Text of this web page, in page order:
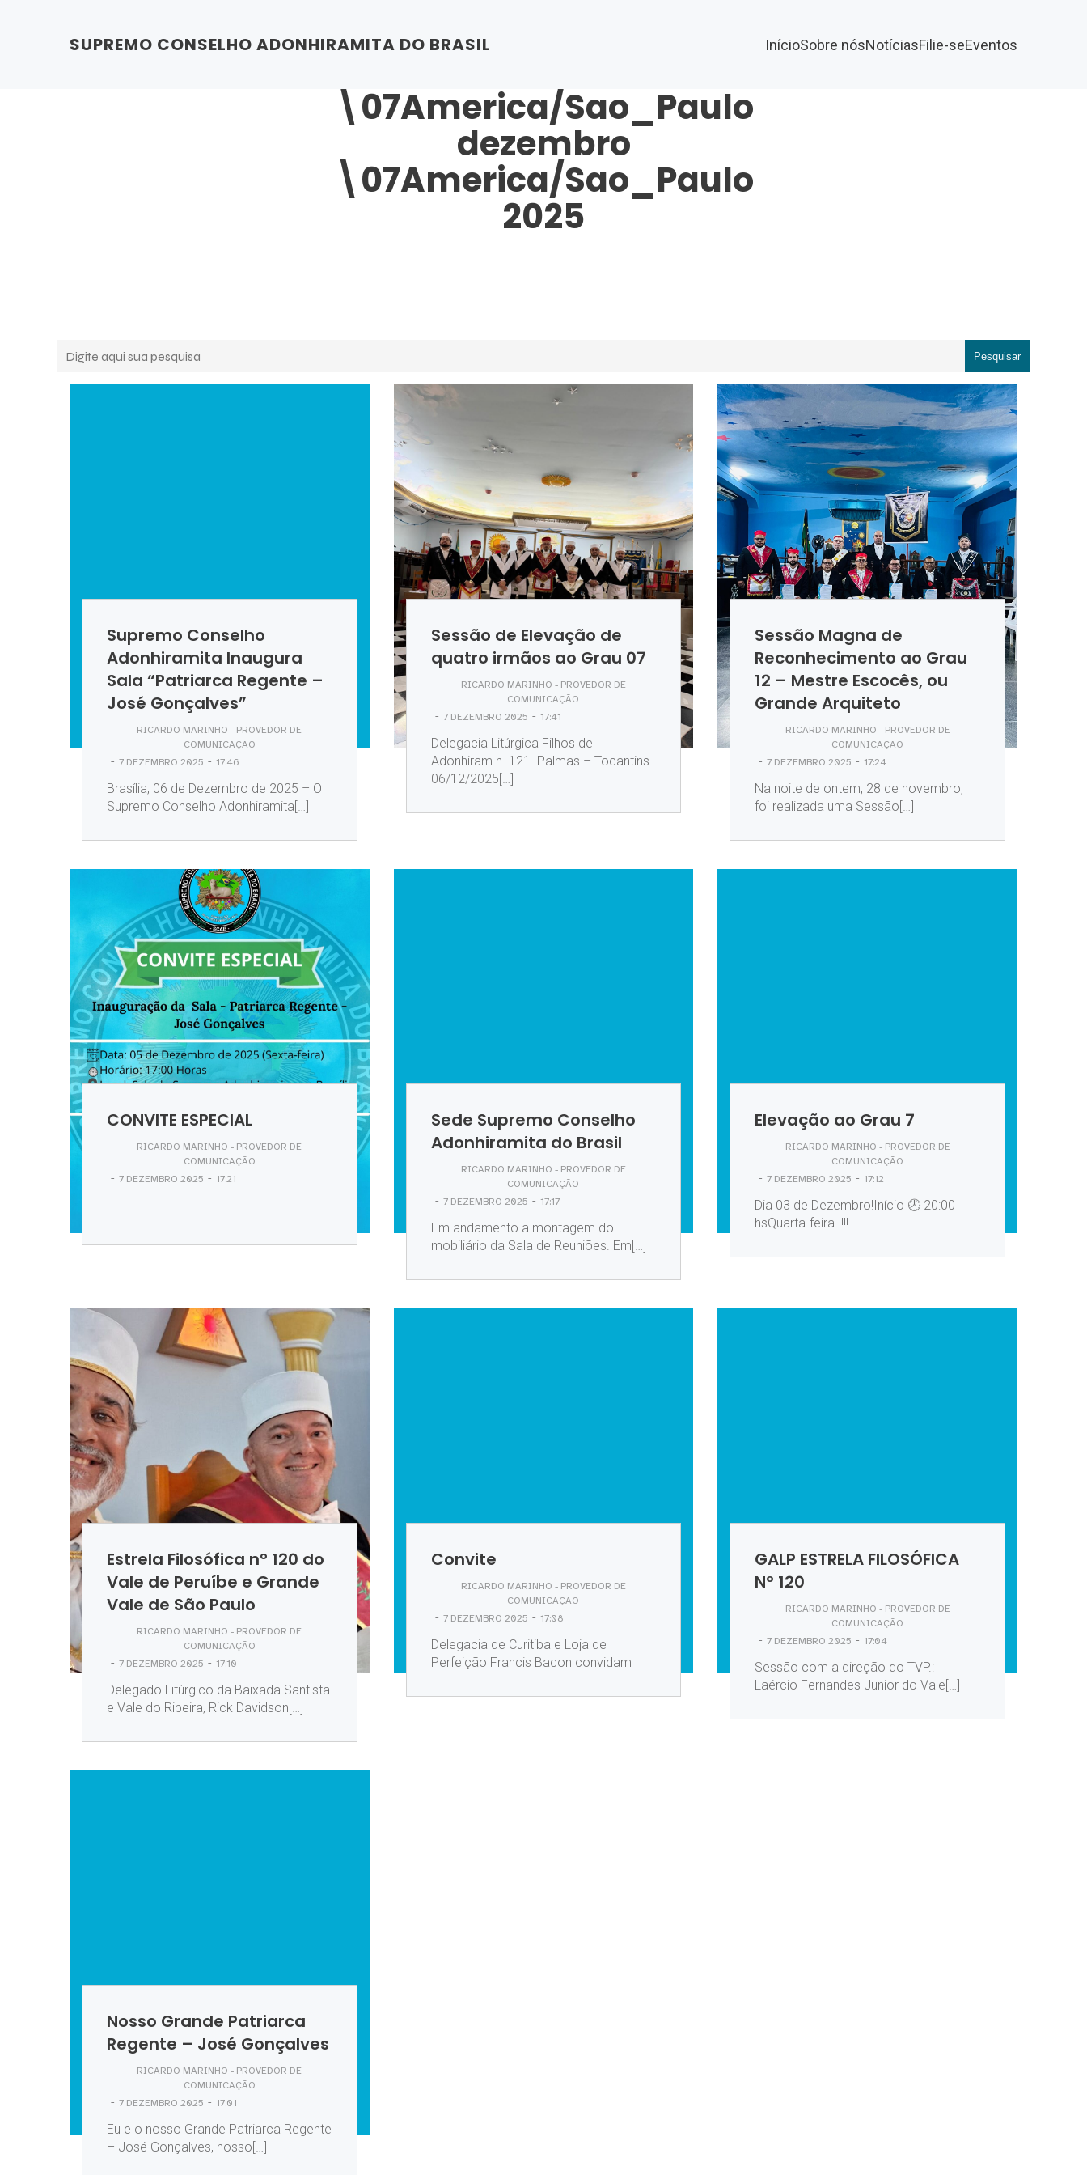
SUPREMO CONSELHO ADONHIRAMITA DO BRASIL InícioSobre nósNotíciasFilie-seEventos
\07America/Sao_Paulo
dezembro
\07America/Sao_Paulo
2025
Pesquisar
Supremo Conselho
Adonhiramita Inaugura
Sala “Patriarca Regente –
José Gonçalves”
RICARDO MARINHO - PROVEDOR DE
COMUNICAÇÃO
- 7 DEZEMBRO 2025 - 17:46
Brasília, 06 de Dezembro de 2025 – O
Supremo Conselho Adonhiramita[…]
Sessão de Elevação de
quatro irmãos ao Grau 07
RICARDO MARINHO - PROVEDOR DE
COMUNICAÇÃO
- 7 DEZEMBRO 2025 - 17:41
Delegacia Litúrgica Filhos de
Adonhiram n. 121. Palmas – Tocantins.
06/12/2025[…]
Sessão Magna de
Reconhecimento ao Grau
12 – Mestre Escocês, ou
Grande Arquiteto
RICARDO MARINHO - PROVEDOR DE
COMUNICAÇÃO
- 7 DEZEMBRO 2025 - 17:24
Na noite de ontem, 28 de novembro,
foi realizada uma Sessão[…]
CONVITE ESPECIAL
RICARDO MARINHO - PROVEDOR DE
COMUNICAÇÃO
- 7 DEZEMBRO 2025 - 17:21
Sede Supremo Conselho
Adonhiramita do Brasil
RICARDO MARINHO - PROVEDOR DE
COMUNICAÇÃO
- 7 DEZEMBRO 2025 - 17:17
Em andamento a montagem do
mobiliário da Sala de Reuniões. Em[…]
Elevação ao Grau 7
RICARDO MARINHO - PROVEDOR DE
COMUNICAÇÃO
- 7 DEZEMBRO 2025 - 17:12
Dia 03 de Dezembro!Início 🕗 20:00
hsQuarta-feira. !!!
Estrela Filosófica n° 120 do
Vale de Peruíbe e Grande
Vale de São Paulo
RICARDO MARINHO - PROVEDOR DE
COMUNICAÇÃO
- 7 DEZEMBRO 2025 - 17:10
Delegado Litúrgico da Baixada Santista
e Vale do Ribeira, Rick Davidson[…]
Convite
RICARDO MARINHO - PROVEDOR DE
COMUNICAÇÃO
- 7 DEZEMBRO 2025 - 17:08
Delegacia de Curitiba e Loja de
Perfeição Francis Bacon convidam
GALP ESTRELA FILOSÓFICA
Nº 120
RICARDO MARINHO - PROVEDOR DE
COMUNICAÇÃO
- 7 DEZEMBRO 2025 - 17:04
Sessão com a direção do TVP.:
Laércio Fernandes Junior do Vale[…]
Nosso Grande Patriarca
Regente – José Gonçalves
RICARDO MARINHO - PROVEDOR DE
COMUNICAÇÃO
- 7 DEZEMBRO 2025 - 17:01
Eu e o nosso Grande Patriarca Regente
– José Gonçalves, nosso[…]